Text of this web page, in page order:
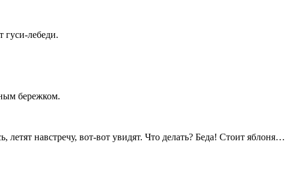
гуси-лебеди.
бережком.
навстречу, вот-вот увидят. Что делать? Беда! Стоит яблоня…